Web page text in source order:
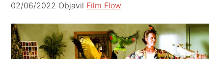
02/06/2022 Objavil Film Flow